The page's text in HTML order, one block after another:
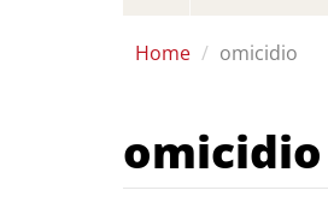
Home omicidio
omicidio